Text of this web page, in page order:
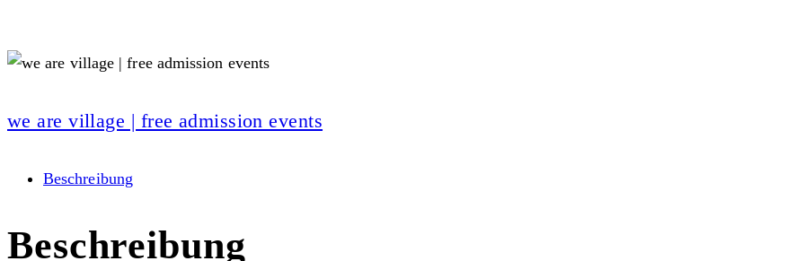
we are village | free admission events
Beschreibung
Beschreibung